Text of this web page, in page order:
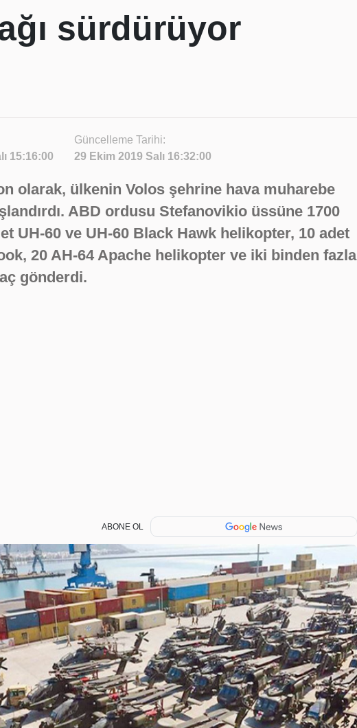
sürdürüyor
15:16:00
Güncelleme Tarihi:
29 Ekim 2019 Salı 16:32:00
olarak, ülkenin Volos şehrine hava muharebe
ABD ordusu Stefanovikio üssüne 1700
UH-60 ve UH-60 Black Hawk helikopter, 10 adet
20 AH-64 Apache helikopter ve iki binden fazla
gönderdi.
ABONE OL